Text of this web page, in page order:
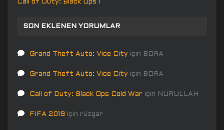
Call of Duty: Black Ops 1
SON EKLENEN YORUMLAR
Grand Theft Auto: Vice City için BORA
Grand Theft Auto: Vice City için BORA
Call of Duty: Black Ops Cold War için NURULLAH
FIFA 2019 için rüzgar